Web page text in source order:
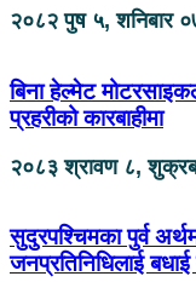
२०८२ पुष ५, शनिबार
बिना हेल्मेट
प्रहरीको कारबाहीमा
२०८३ श्रावण ८,
सुदुरपश्चिमका पुर्व
जनप्रतिनिधिलाई